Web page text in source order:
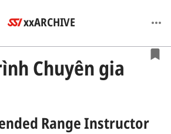
xxARCHIVE
Chuyên gia
Range Instructor